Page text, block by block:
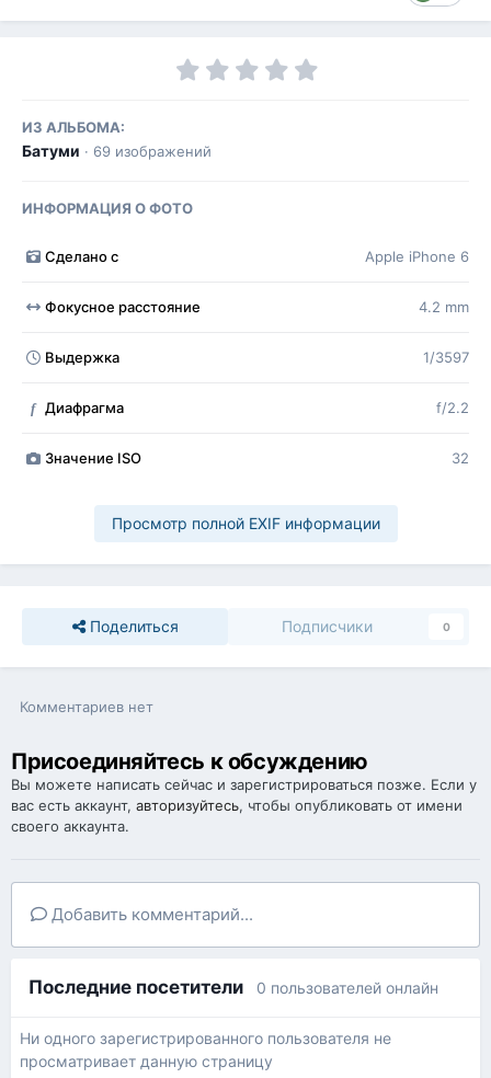
ИЗ АЛЬБОМА:
Батуми · 69 изображений
ИНФОРМАЦИЯ О ФОТО
Сделано с Apple iPhone 6
Фокусное расстояние 4.2 mm
Выдержка 1/3597
f Диафрагма f/2.2
Значение ISO 32
Просмотр полной EXIF информации
Поделиться Подписчики 0
Комментариев нет
Присоединяйтесь к обсуждению
Вы можете написать сейчас и зарегистрироваться позже. Если у
вас есть аккаунт, авторизуйтесь, чтобы опубликовать от имени
своего аккаунта.
Добавить комментарий...
Последние посетители 0 пользователей онлайн
Ни одного зарегистрированного пользователя не
просматривает данную страницу